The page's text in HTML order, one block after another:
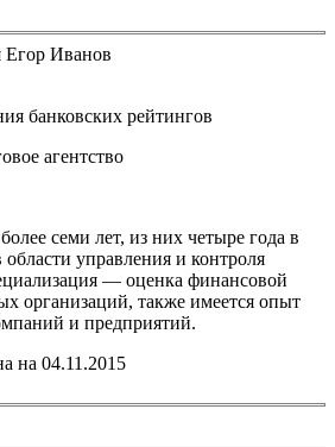
банковских рейтингов
агентство
семи лет, из них четыре года в
управления и контроля
— оценка финансовой
организаций, также имеется опыт
и предприятий.
на 04.11.2015